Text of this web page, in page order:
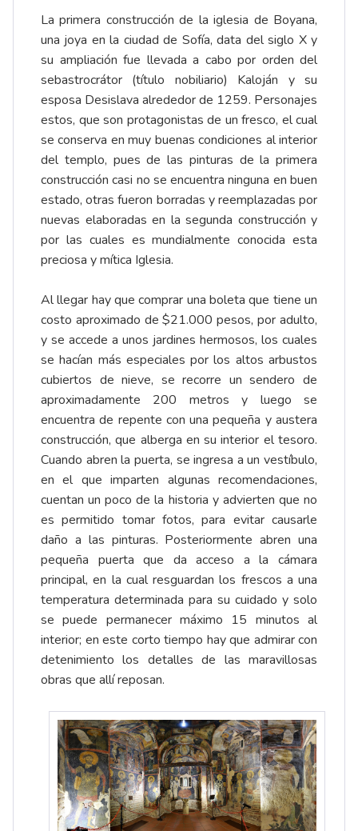
La primera construcción de la iglesia de Boyana,
una joya en la ciudad de Sofía, data del siglo X y
su ampliación fue llevada a cabo por orden del
sebastrocrátor (título nobiliario) Kaloján y su
esposa Desislava alrededor de 1259. Personajes
estos, que son protagonistas de un fresco, el cual
se conserva en muy buenas condiciones al interior
del templo, pues de las pinturas de la primera
construcción casi no se encuentra ninguna en buen
estado, otras fueron borradas y reemplazadas por
nuevas elaboradas en la segunda construcción y
por las cuales es mundialmente conocida esta
preciosa y mítica Iglesia.
Al llegar hay que comprar una boleta que tiene un
costo aproximado de $21.000 pesos, por adulto,
y se accede a unos jardines hermosos, los cuales
se hacían más especiales por los altos arbustos
cubiertos de nieve, se recorre un sendero de
aproximadamente 200 metros y luego se
encuentra de repente con una pequeña y austera
construcción, que alberga en su interior el tesoro.
Cuando abren la puerta, se ingresa a un vestíbulo,
en el que imparten algunas recomendaciones,
cuentan un poco de la historia y advierten que no
es permitido tomar fotos, para evitar causarle
daño a las pinturas. Posteriormente abren una
pequeña puerta que da acceso a la cámara
principal, en la cual resguardan los frescos a una
temperatura determinada para su cuidado y solo
se puede permanecer máximo 15 minutos al
interior; en este corto tiempo hay que admirar con
detenimiento los detalles de las maravillosas
obras que allí reposan.